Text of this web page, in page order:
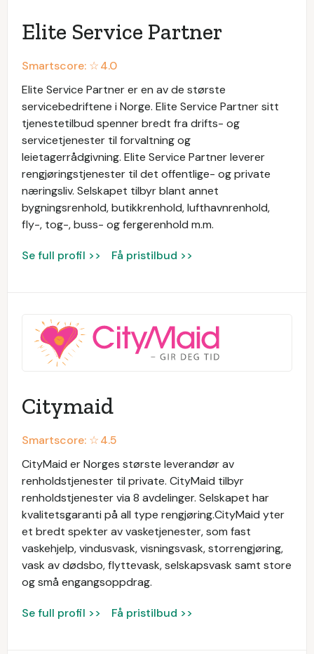
Elite Service Partner
Smartscore: ☆4.0
Elite Service Partner er en av de største
servicebedriftene i Norge. Elite Service Partner sitt
tjenestetilbud spenner bredt fra drifts- og
servicetjenester til forvaltning og
leietagerrådgivning. Elite Service Partner leverer
rengjøringstjenester til det offentlige- og private
næringsliv. Selskapet tilbyr blant annet
bygningsrenhold, butikkrenhold, lufthavnrenhold,
fly-, tog-, buss- og fergerenhold m.m.
Se full profil >> Få pristilbud >>
Citymaid
Smartscore: ☆4.5
CityMaid er Norges største leverandør av
renholdstjenester til private. CityMaid tilbyr
renholdstjenester via 8 avdelinger. Selskapet har
kvalitetsgaranti på all type rengjøring.CityMaid yter
et bredt spekter av vasketjenester, som fast
vaskehjelp, vindusvask, visningsvask, storrengjøring,
vask av dødsbo, flyttevask, selskapsvask samt store
og små engangsoppdrag.
Se full profil >> Få pristilbud >>